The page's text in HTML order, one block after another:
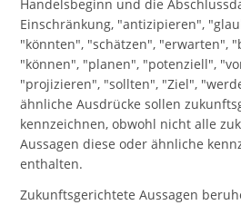
Handelsbeginn und die
Einschränkung, "antizipieren",
"könnten", "schätzen", "erwarten",
"können", "planen", "potenziell",
"projizieren", "sollten", "Ziel",
ähnliche Ausdrücke sollen
kennzeichnen, obwohl nicht alle
Aussagen diese oder ähnliche
enthalten.
Zukunftsgerichtete Aussagen